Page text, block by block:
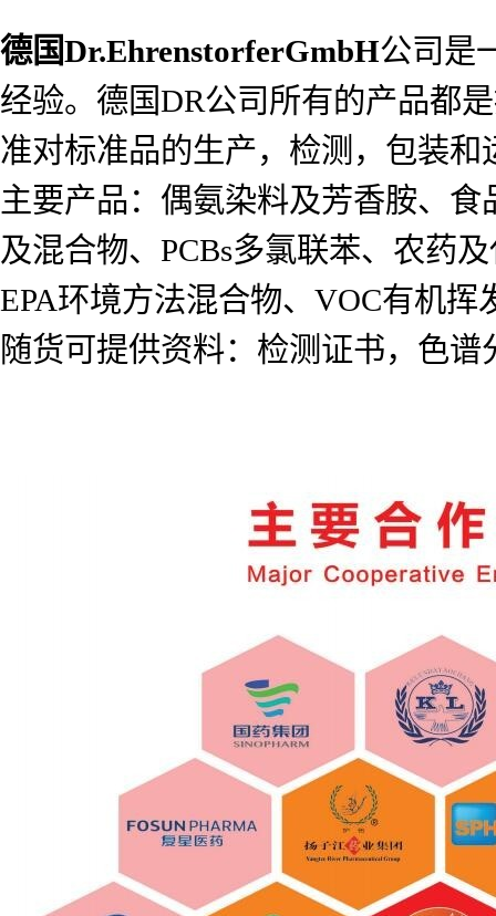
德国Dr.EhrenstorferGmbH公司是
经验。德国DR公司所有的产品都
准对标准品的生产，检测，包装
主要产品：偶氨染料及芳香胺、
及混合物、PCBs多氯联苯、农药
EPA环境方法混合物、VOC有机
随货可提供资料：检测证书，色